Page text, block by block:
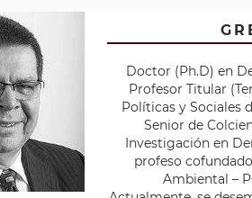
Doctor (Ph.D) en
Profesor Titular
Políticas y Sociales
Senior de
Investigación en
profeso
Ambiental –